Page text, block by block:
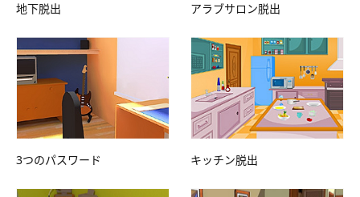
地下脱出 アラブサロン脱出
3つのパスワード キッチン脱出